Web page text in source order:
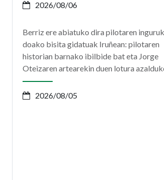
2026/08/06
Berriz ere abiatuko dira pilotaren
doako bisita gidatuak Iruñean: pilotaren
historian barnako ibilbide bat eta Jorge
Oteizaren artearekin duen lotura
2026/08/05